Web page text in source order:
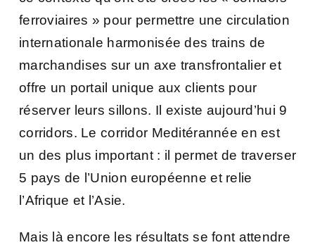
ferroviaires » pour permettre une circulation
internationale harmonisée des trains de
marchandises sur un axe transfrontalier et
offre un portail unique aux clients pour
réserver leurs sillons. Il existe aujourd’hui 9
corridors. Le corridor Meditérannée en est
un des plus important : il permet de traverser
5 pays de l’Union européenne et relie
l’Afrique et l’Asie.
Mais là encore les résultats se font attendre